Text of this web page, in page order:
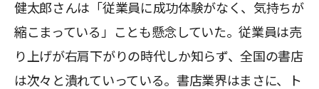
健太郎さんは「従業員に成功体験がなく、気持ちが
縮こまっている」ことも懸念していた。従業員は売
り上げが右肩下がりの時代しか知らず、全国の書店
は次々と潰れていっている。書店業界はまさに、ト